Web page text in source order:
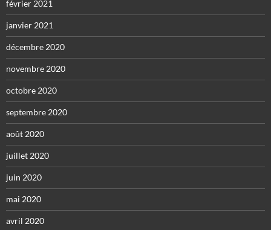
février 2021
janvier 2021
décembre 2020
novembre 2020
octobre 2020
septembre 2020
août 2020
juillet 2020
juin 2020
mai 2020
avril 2020